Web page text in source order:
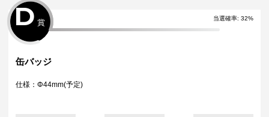
当選確率: 32%
D 賞
缶バッジ
仕様：Φ44mm(予定)